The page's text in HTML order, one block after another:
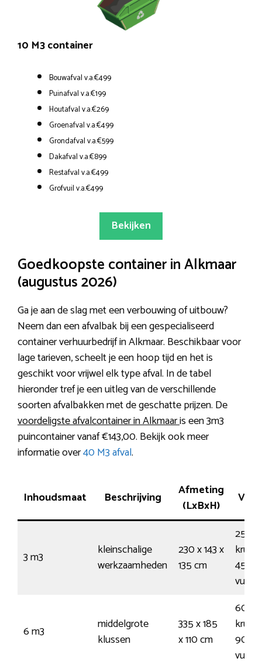
10 M3 container
Bouwafval v.a.€499
Puinafval v.a.€199
Houtafval v.a.€269
Groenafval v.a.€499
Grondafval v.a.€599
Dakafval v.a.€899
Restafval v.a.€499
Grofvuil v.a.€499
Bekijken
Goedkoopste container in Alkmaar
(augustus 2026)
Ga je aan de slag met een verbouwing of uitbouw?
Neem dan een afvalbak bij een gespecialiseerd
container verhuurbedrijf in Alkmaar. Beschikbaar voor
lage tarieven, scheelt je een hoop tijd en het is
geschikt voor vrijwel elk type afval. In de tabel
hieronder tref je een uitleg van de verschillende
soorten afvalbakken met de geschatte prijzen. De
voordeligste afvalcontainer in Alkmaaris een 3m3
puincontainer vanaf €143,00. Bekijk ook meer
informatie over40 M3 afval.
Inhoudsmaat Beschrijving
Afmeting
(LxBxH)
3 m3
kleinschalige
werkzaamheden
230 x 143 x
135 cm
25
45
6 m3
middelgrote
klussen
335 x 185
x 110 cm
60
90